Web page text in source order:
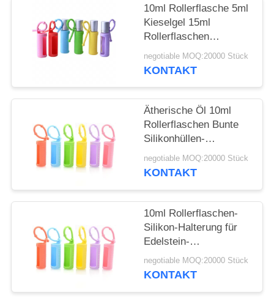
SITEMAP
POLICY
10ml Rollerflasche 5ml
Kieselgel 15ml
Rollerflaschen
Tragbare, am Kabel
befestigte,
Schützende
Silikonhülle für Flasche
negotiable MOQ:20000 Stück
KONTAKT
Ätherische Öl 10ml
Rollerflaschen Bunte
Silikonhüllen-
Schutzhülle
Nachfüllbare
negotiable MOQ:20000 Stück
KONTAKT
10ml Rollerflaschen-
Silikon-Halterung für
Edelstein-
Rollerflaschen, 5ml
Roll-On-Flaschen,
negotiable MOQ:20000 Stück
KONTAKT